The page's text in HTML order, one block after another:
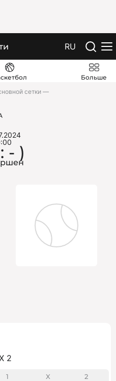
RU
Больше
сетки —
- )
2
1 X 2